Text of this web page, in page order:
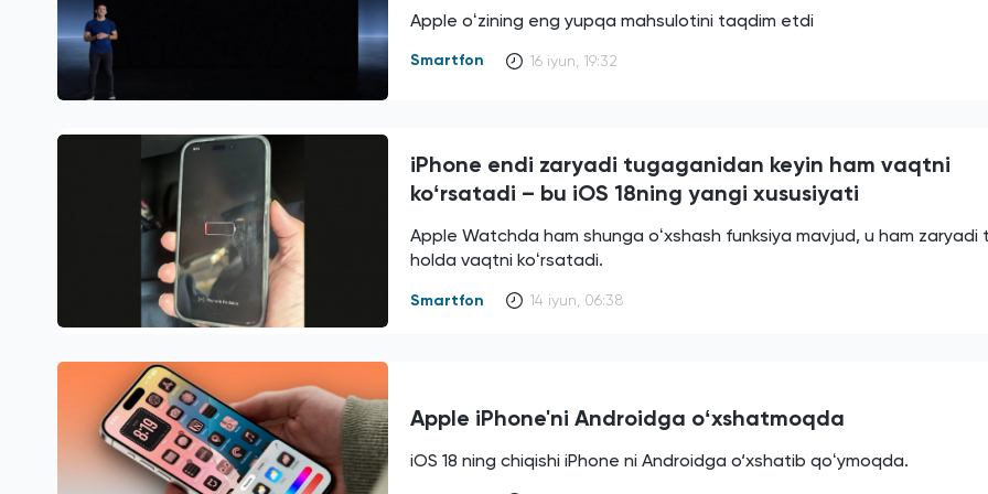
Apple oʻzining eng yupqa mahsulotini taqdim etdi
Smartfon 16 iyun, 19:32
iPhone endi zaryadi tugaganidan keyin ham vaqtni
koʻrsatadi – bu iOS 18ning yangi xususiyati
Apple Watchda ham shunga oʻxshash funksiya mavjud, u ham zaryadi
holda vaqtni koʻrsatadi.
Smartfon 14 iyun, 06:38
Apple iPhone'ni Androidga oʻxshatmoqda
iOS 18 ning chiqishi iPhone ni Androidga o‘xshatib qoʻymoqda.